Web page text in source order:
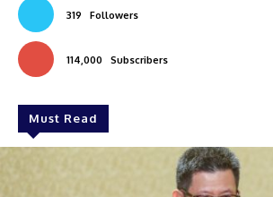
319 Followers
114,000 Subscribers
Must Read